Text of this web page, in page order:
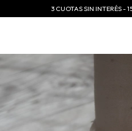
3 CUOTAS SIN INTERÉS -